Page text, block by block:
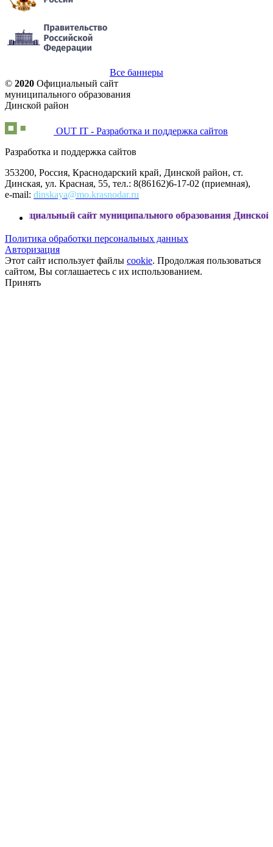
Все баннеры
© 2020 Официальный сайт
муниципального образования
Динской район
OUT IT - Разработка и поддержка сайтов
Разработка и поддержка сайтов
353200, Россия, Краснодарский край, Динской район, ст.
Динская, ул. Красная, 55, тел.: 8(86162)6-17-02 (приемная),
e-mail: dinskaya@mo.krasnodar.ru
сайт муниципального образования Динской район
Политика обработки персональных данных
Авторизация
Этот сайт использует файлы cookie. Продолжая пользоваться
сайтом, Вы соглашаетесь с их использованием.
Принять